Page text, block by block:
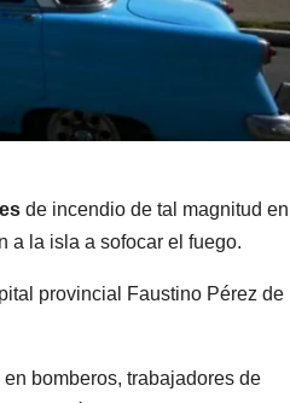
de incendio de tal magnitud en
a la isla a sofocar el fuego.
provincial Faustino Pérez de
bomberos, trabajadores de